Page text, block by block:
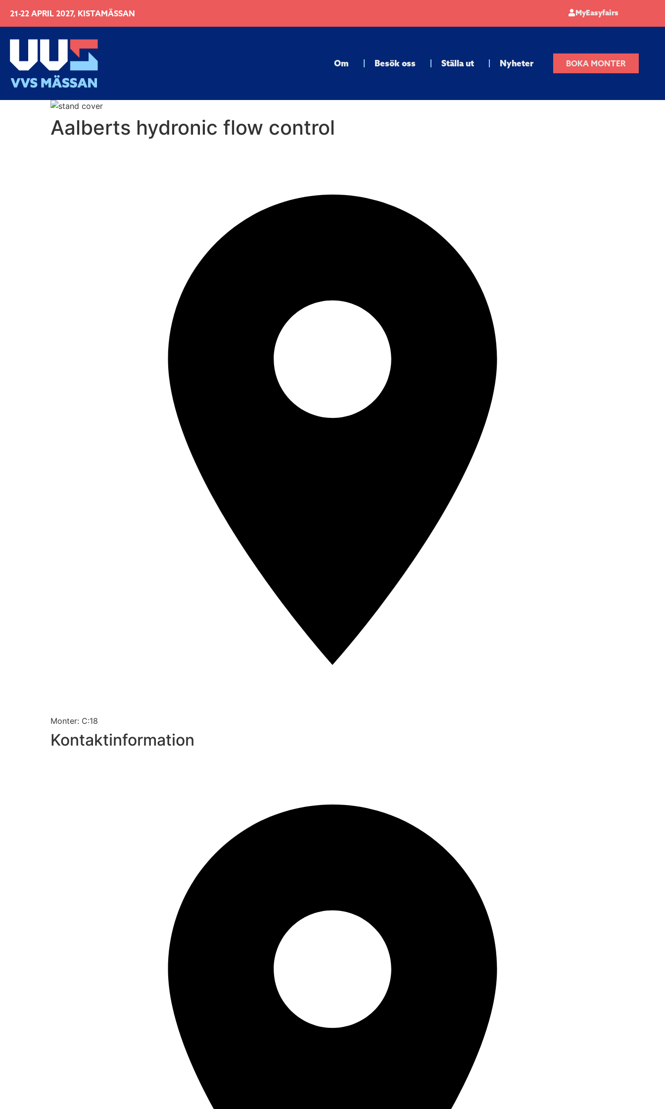
21-22 APRIL 2027, KISTAMÄSSAN MyEasyfairs
Om Besök oss Ställa ut Nyheter BOKA MONTER
Aalberts hydronic flow control
Monter: C:18
Kontaktinformation